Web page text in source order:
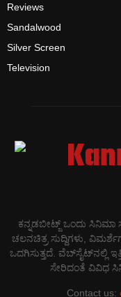
Reviews
Sandalwood
Silver Screen
Television
ಕನ್ನಡಬೀಟ್ಜ್ ಒಂದು ಸಿನಿಮಾ
ಚಲನಚಿತ್ರ ಸುದ್ದಿಗಳು,
ಒದಗಿಸುತ್ತದೆ. ವೆಬ್‌ಸೈಟ್‌ನಲ್ಲಿ
ಸೇರಿದಂತೆ ವಿವಿಧ
Contact us: